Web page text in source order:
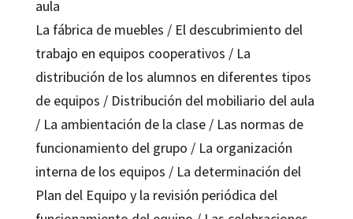
aula
La fábrica de muebles / El descubrimiento del
trabajo en equipos cooperativos / La
distribución de los alumnos en diferentes tipos
de equipos / Distribución del mobiliario del aula
/ La ambientación de la clase / Las normas de
funcionamiento del grupo / La organización
interna de los equipos / La determinación del
Plan del Equipo y la revisión periódica del